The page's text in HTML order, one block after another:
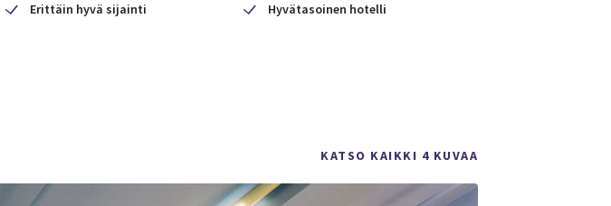
Erittäin hyvä sijainti Hyvätasoinen hotelli
KATSO KAIKKI 4 KUVAA